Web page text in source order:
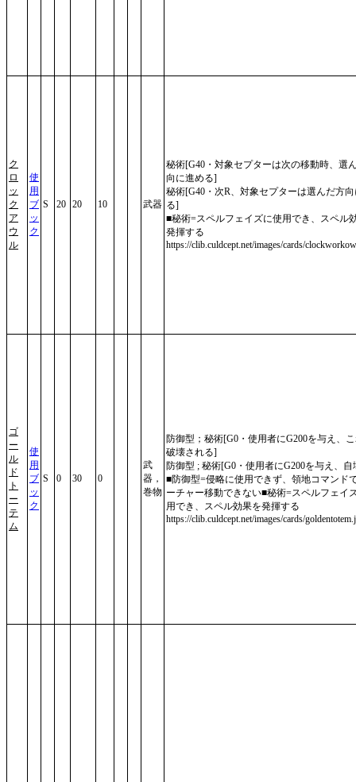
ク
ロ
ッ
ク
ア
ウ
ル
使
用
ブ
ッ
ク
S 20 20 10 武器
秘術[G40・対象セプターは次の移動時、選
向に進める]
秘術[G40・次R、対象セプターは選んだ方
る]
■秘術=スペルフェイズに使用でき、スペル
発揮する
https://clib.culdcept.net/images/cards/
ゴ
ー
ル
ド
ト
ー
テ
ム
使
用
ブ
ッ
ク
S 0 30 0
武
器，
巻物
防御型；秘術[G0・使用者にG200を与え、
破壊される]
防御型 ; 秘術[G0・使用者にG200を与え、自
■防御型=侵略に使用できず、領地コマンド
ーチャー移動できない■秘術=スペルフェイ
用でき、スペル効果を発揮する
https://clib.culdcept.net/images/cards/